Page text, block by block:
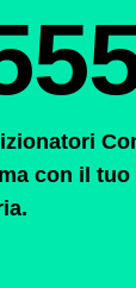
con il tuo